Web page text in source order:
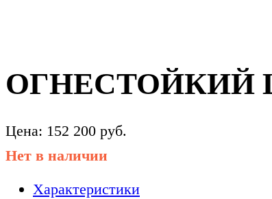
ОГНЕСТОЙКИЙ
Цена: 152 200 руб.
Нет в наличии
Характеристики